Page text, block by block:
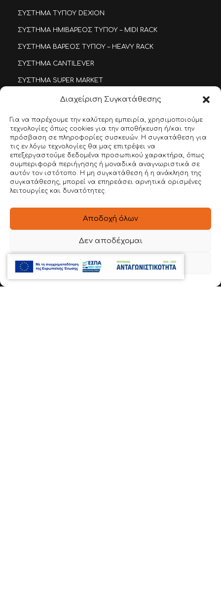
Διαχείριση Συγκατάθεσης
Για να παρέχουμε την καλύτερη εμπειρία, χρησιμοποιούμε
τεχνολογίες όπως cookies για την αποθήκευση ή/και την
πρόσβαση σε πληροφορίες συσκευών. Η συγκατάθεση για
τις εν λόγω τεχνολογίες θα μας επιτρέψει να
επεξεργαστούμε δεδομένα προσωπικού χαρακτήρα, όπως
συμπεριφορά περιήγησης ή μοναδικά αναγνωριστικά σε
αυτόν τον ιστότοπο. Η μη συγκατάθεση ή η ανάκληση της
συγκατάθεσης, μπορεί να επηρεάσει αρνητικά ορισμένες
λειτουργίες και δυνατότητες.
Αποδοχή όλων
Δεν αποδέχομαι
Προβολή προτιμήσεων
ΣΥΣΤΗΜΑ ΤΥΠΟΥ DEXION
ΣΥΣΤΗΜΑ ΗΜΙΒΑΡΕΟΣ ΤΥΠΟΥ – MIDI RACK
ΣΥΣΤΗΜΑ ΒΑΡΕΟΣ ΤΥΠΟΥ – HEAVY RACK
ΣΥΣΤΗΜΑ CANTILEVER
ΣΥΣΤΗΜΑ SUPER MARKET
ΜΕΤΑΛΛΙΚΕΣ ΝΤΟΥΛΑΠΕΣ
ΠΛΑΣΤΙΚΑ ΚΟΥΤΙΑ ΤΑΞΙΝΟΜΗΣΗΣ
ΜΕΤΑΛΛΙΚΕΣ ΣΥΡΤΑΡΟΘΗΚΕΣ
ΕΙΔΙΚΕΣ ΚΑΤΑΣΚΕΥΕΣ
ΣΥΣΤΗΜΑ DEMI RACK
INOX DEMI-RACK
SITEMAP
ΑΡΧΙΚΗ